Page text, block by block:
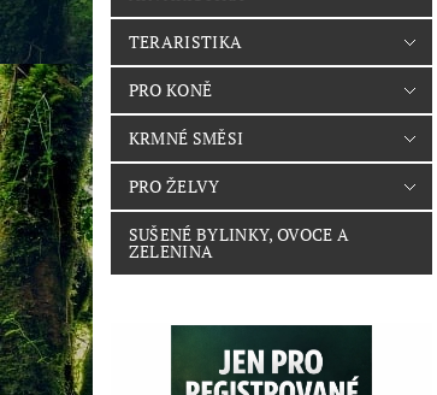
TERARISTIKA
PRO KONĚ
KRMNÉ SMĚSI
PRO ŽELVY
SUŠENÉ BYLINKY, OVOCE A
ZELENINA